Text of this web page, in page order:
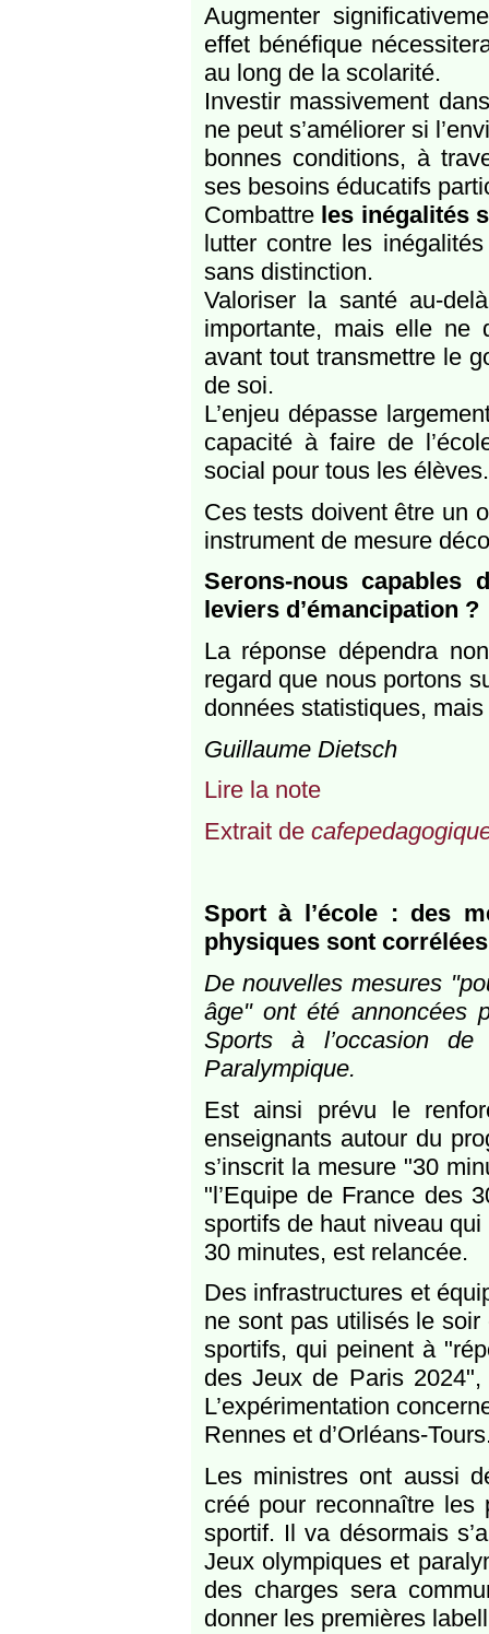
Augmenter
effet bénéfique
au long de la scolarité.
Investir massivement
ne peut s’améliorer si
bonnes conditions, à
ses besoins éducatifs
Combattreles inégalités
lutter contre les
sans distinction.
Valoriser la santé au-
importante, mais elle ne
avant tout transmettre le
de soi.
L’enjeu dépasse
capacité à faire de
social pour tous les élèves.
Ces tests doivent être un
instrument de mesure
Serons-nous capables
leviers d’émancipation ?
La réponse dépendra
regard que nous portons
données statistiques,
Guillaume Dietsch
Lire la note
Extrait de
Sport à l’école : des
physiques sont
De nouvelles mesures
âge" ont été annoncées
Sports à l’occasion
Paralympique.
Est ainsi prévu le
enseignants autour du
s’inscrit la mesure "30
"l’Equipe de France des
sportifs de haut niveau
30 minutes, est relancée.
Des infrastructures et
ne sont pas utilisés le
sportifs, qui peinent à
des Jeux de Paris
L’expérimentation
Rennes et d’Orléans-
Les ministres ont aussi
créé pour reconnaître les
sportif. Il va désormais
Jeux olympiques et
des charges sera
donner les premières